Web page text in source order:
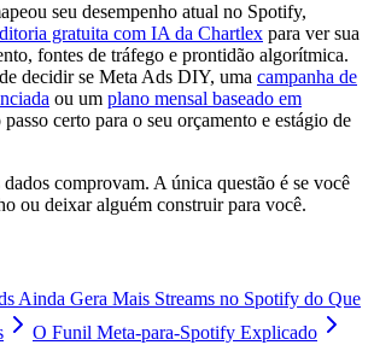
seu desempenho atual no Spotify,
gratuita com IA da Chartlex para ver sua
fontes de tráfego e prontidão algorítmica.
decidir se Meta Ads DIY, uma campanha de
ou um plano mensal baseado em
certo para o seu orçamento e estágio de
comprovam. A única questão é se você
ou deixar alguém construir para você.
Ainda Gera Mais Streams no Spotify do Que
O Funil Meta-para-Spotify Explicado